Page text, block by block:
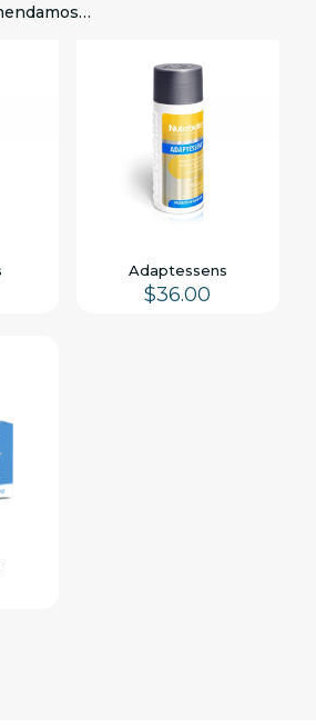
Adaptessens
$36.00